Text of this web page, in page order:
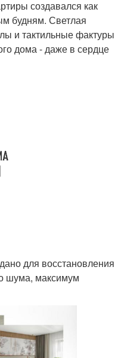
создавался как
будням. Светлая
и тактильные фактуры
дома - даже в сердце
для восстановления
шума, максимум